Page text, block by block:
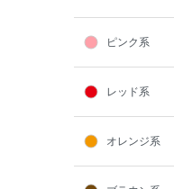
ピンク系
レッド系
オレンジ系